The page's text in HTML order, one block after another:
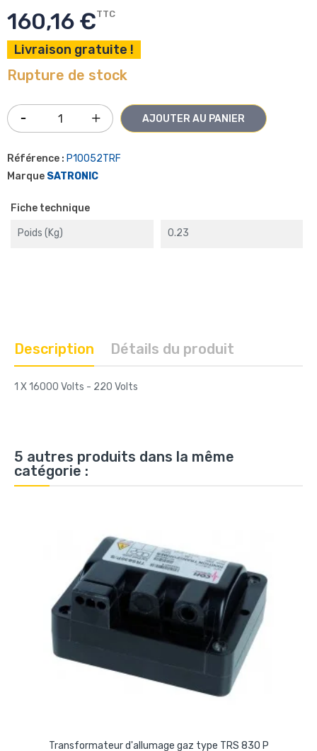
160,16 €TTC
Livraison gratuite !
Rupture de stock
AJOUTER AU PANIER
Référence : P10052TRF
Marque SATRONIC
Fiche technique
Poids (kg) 0.23
Description Détails du produit
1 X 16000 Volts - 220 Volts
5 autres produits dans la même
catégorie :
Transformateur d'allumage gaz type TRS 830 P